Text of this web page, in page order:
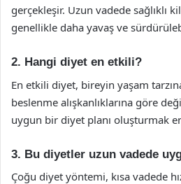
gerçekleşir. Uzun vadede sağlıklı
genellikle daha yavaş ve
2. Hangi diyet en etkili?
En etkili diyet, bireyin yaşam
beslenme alışkanlıklarına göre
uygun bir diyet planı oluşturmak
3. Bu diyetler uzun vadede
Çoğu diyet yöntemi, kısa vadede